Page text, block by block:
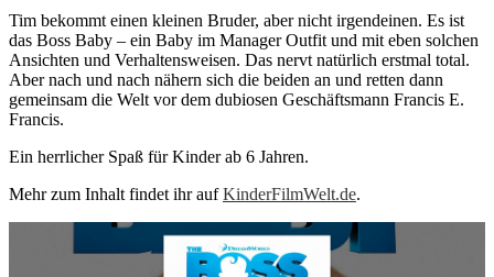
Tim bekommt einen kleinen Bruder, aber nicht irgendeinen. Es ist
das Boss Baby – ein Baby im Manager Outfit und mit eben solchen
Ansichten und Verhaltensweisen. Das nervt natürlich erstmal total.
Aber nach und nach nähern sich die beiden an und retten dann
gemeinsam die Welt vor dem dubiosen Geschäftsmann Francis E.
Francis.
Ein herrlicher Spaß für Kinder ab 6 Jahren.
Mehr zum Inhalt findet ihr aufKinderFilmWelt.de.